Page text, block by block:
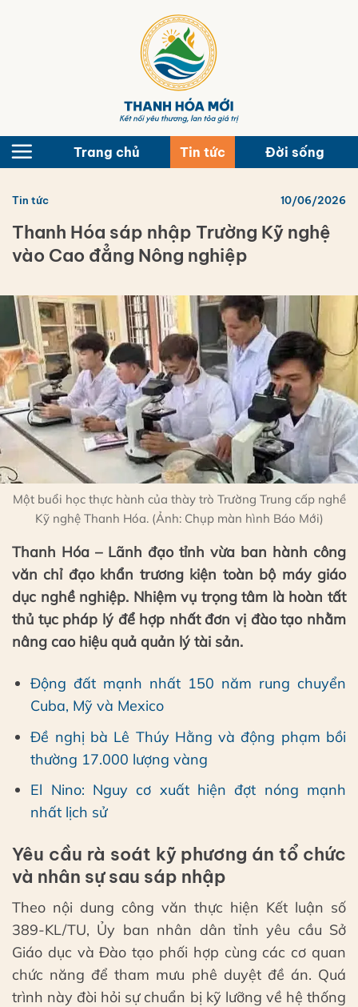
Trang chủ Tin tức Đời sống
Tin tức 10/06/2026
Thanh Hóa sáp nhập Trường Kỹ nghệ
vào Cao đẳng Nông nghiệp
Một buổi học thực hành của thày trò Trường Trung cấp nghề
Kỹ nghệ Thanh Hóa. (Ảnh: Chụp màn hình Báo Mới)
Thanh Hóa – Lãnh đạo tỉnh vừa ban hành công
văn chỉ đạo khẩn trương kiện toàn bộ máy giáo
dục nghề nghiệp. Nhiệm vụ trọng tâm là hoàn tất
thủ tục pháp lý để hợp nhất đơn vị đào tạo nhằm
nâng cao hiệu quả quản lý tài sản.
Động đất mạnh nhất 150 năm rung chuyển
Cuba, Mỹ và Mexico
Đề nghị bà Lê Thúy Hằng và động phạm bồi
thường 17.000 lượng vàng
El Nino: Nguy cơ xuất hiện đợt nóng mạnh
nhất lịch sử
Yêu cầu rà soát kỹ phương án tổ chức
và nhân sự sau sáp nhập
Theo nội dung công văn thực hiện Kết luận số
389-KL/TU, Ủy ban nhân dân tỉnh yêu cầu Sở
Giáo dục và Đào tạo phối hợp cùng các cơ quan
chức năng để tham mưu phê duyệt đề án. Quá
trình này đòi hỏi sự chuẩn bị kỹ lưỡng về hệ thống